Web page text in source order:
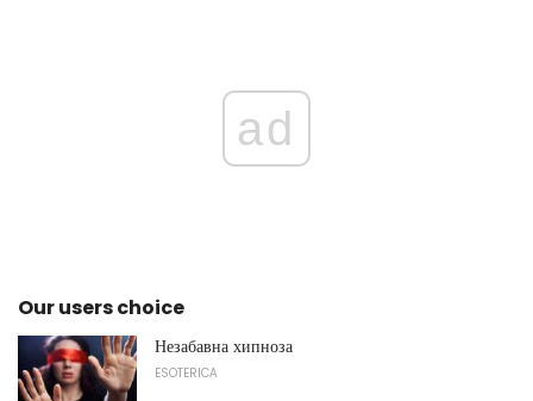
ad
Our users choice
Незабавна хипноза
ESOTERICA